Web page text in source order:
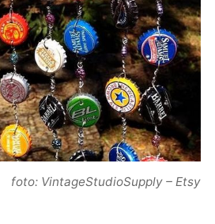
foto: VintageStudioSupply – Etsy